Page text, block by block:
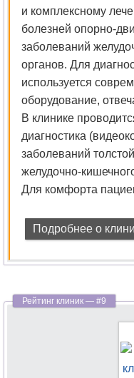
и комплексному
болезней опорно-
заболеваний
органов. Для
используется
оборудование,
В клинике
диагностика
заболеваний
желудочно-
Для комфорта
Подробнее о